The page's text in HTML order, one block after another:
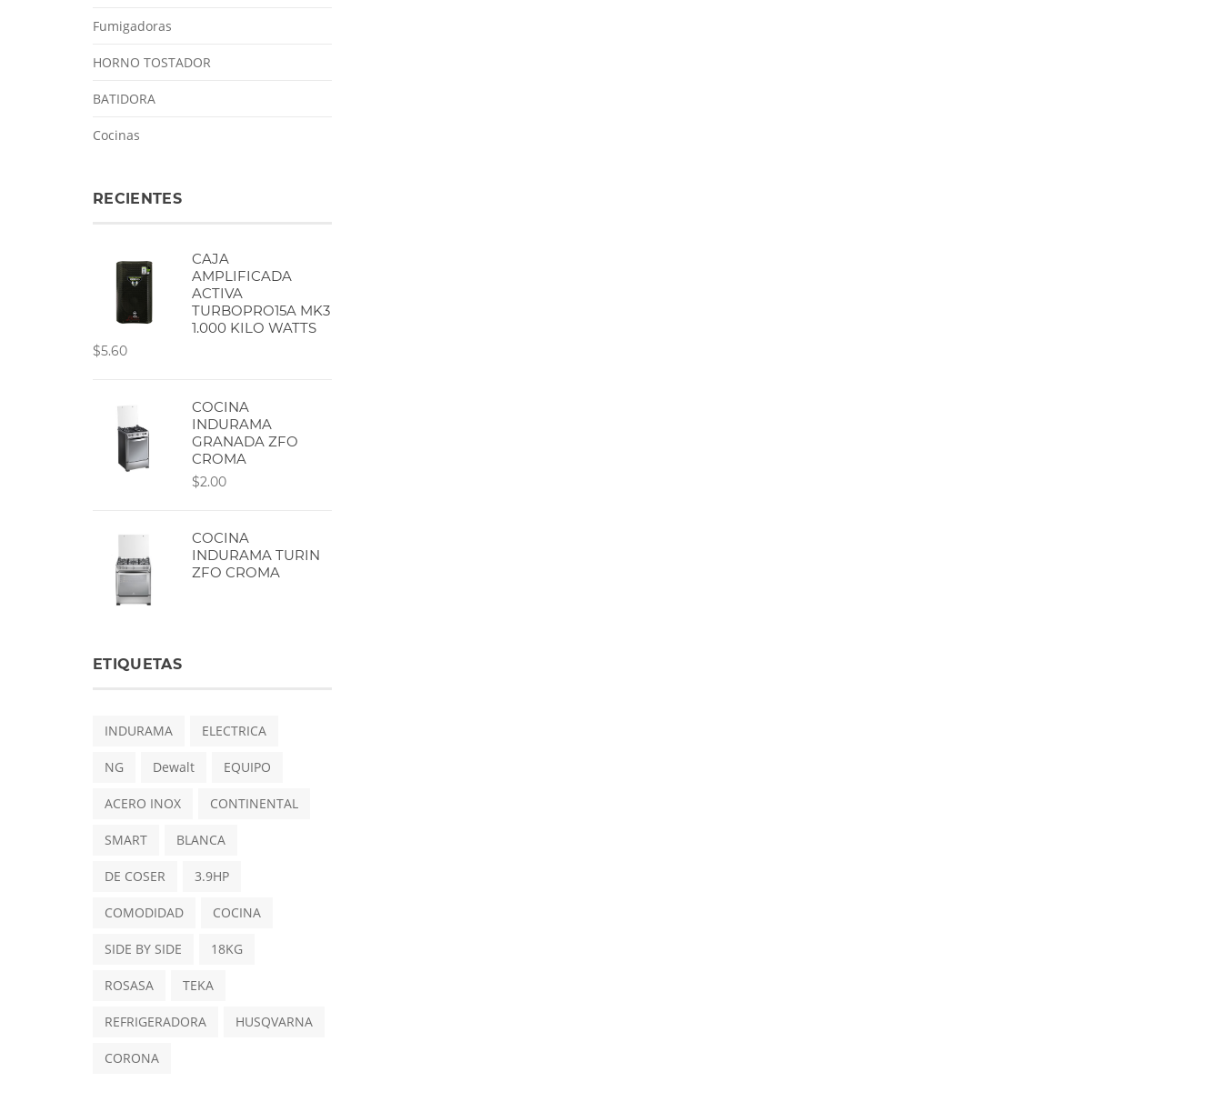
Fumigadoras
HORNO TOSTADOR
BATIDORA
Cocinas
RECIENTES
CAJA
AMPLIFICADA
ACTIVA
TURBOPRO15A MK3
1.000 KILO WATTS
$5.60
COCINA
INDURAMA
GRANADA ZFO
CROMA
$2.00
COCINA
INDURAMA TURIN
ZFO CROMA
ETIQUETAS
INDURAMA ELECTRICA
NG Dewalt EQUIPO
ACERO INOX CONTINENTAL
SMART BLANCA
DE COSER 3.9HP
COMODIDAD COCINA
SIDE BY SIDE 18KG
ROSASA TEKA
REFRIGERADORA HUSQVARNA
CORONA